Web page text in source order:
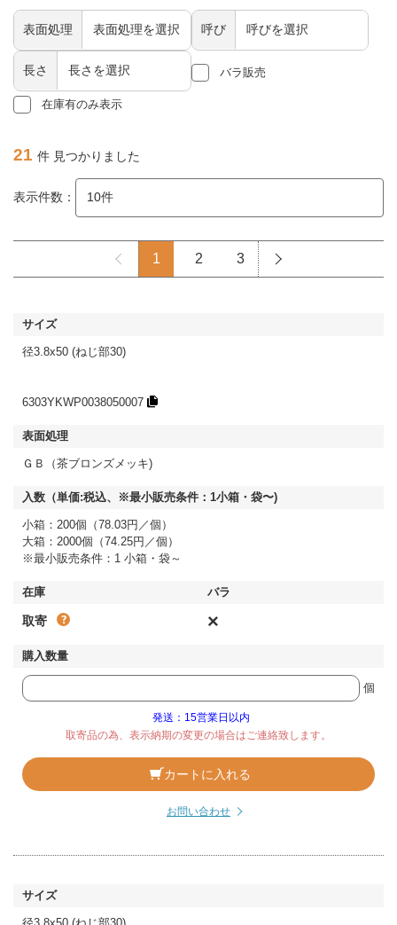
表面処理 呼び
長さ バラ販売
在庫有のみ表示
21 件 見つかりました
表示件数：
1 2 3
径3.8x50 (ねじ部30)
6303YKWP0038050007
ＧＢ（茶ブロンズメッキ)
小箱：200個（78.03円／個）
大箱：2000個（74.25円／個）
※最小販売条件：1 小箱・袋～
取寄 ×
個
発送：15営業日以内
取寄品の為、表示納期の変更の場合はご連絡致します。
カートに入れる
お問い合わせ